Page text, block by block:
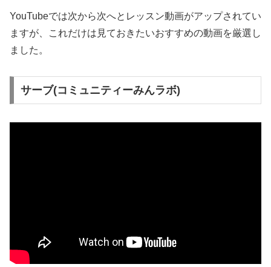
YouTubeでは次から次へとレッスン動画がアップされてい
ますが、これだけは見ておきたいおすすめの動画を厳選し
ました。
サーブ(コミュニティーみんラボ)